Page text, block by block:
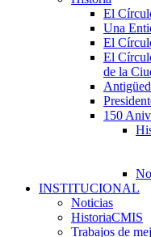
El
Una
El
El
de la
150
INSTITUCIONAL
Noticias
HistoriaCMIS
Trabajos de